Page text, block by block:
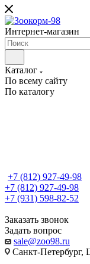
Интернет-магазин
Каталог
По всему сайту
По каталогу
+7 (812) 927-49-98
+7 (812) 927-49-98
+7 (931) 598-82-52
Заказать звонок
Задать вопрос
sale@zoo98.ru
Санкт-